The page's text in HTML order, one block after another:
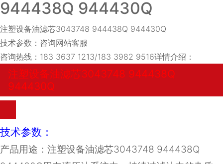
944438Q 944430Q
注塑设备油滤芯3043748 944438Q 944430Q
技术参数：咨询网站客服
咨询热线：183 3637 1213/183 3982 9516详情介绍：
注塑设备油滤芯3043748 944438Q
944430Q
技术参数：
产品用途：注塑设备油滤芯3043748 944438Q